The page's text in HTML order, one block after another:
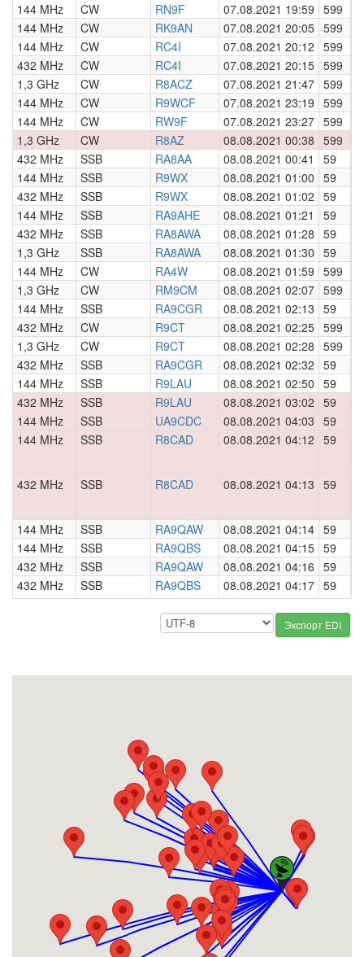
144 MHz
CW RN9F 07.08.2021 19:59 599
144 MHz
CW RK9AN 07.08.2021 20:05 599
144 MHz
CW RC4I 07.08.2021 20:12 599
432 MHz
CW RC4I 07.08.2021 20:15 599
1,3 GHz
CW R8ACZ 07.08.2021 21:47 599
144 MHz
CW R9WCF 07.08.2021 23:19 599
144 MHz
CW RW9F 07.08.2021 23:27 599
1,3 GHz
CW R8AZ 08.08.2021 00:38 599
432 MHz
SSB RA8AA 08.08.2021 00:41 59
144 MHz
SSB R9WX 08.08.2021 01:00 59
432 MHz
SSB R9WX 08.08.2021 01:02 59
144 MHz
SSB RA9AHE 08.08.2021 01:21 59
432 MHz
SSB RA8AWA 08.08.2021 01:28 59
1,3 GHz
SSB RA8AWA 08.08.2021 01:30 59
144 MHz
CW RA4W 08.08.2021 01:59 599
1,3 GHz
CW RM9CM 08.08.2021 02:07 599
144 MHz
SSB RA9CGR 08.08.2021 02:13 59
432 MHz
CW R9CT 08.08.2021 02:25 599
1,3 GHz
CW R9CT 08.08.2021 02:28 599
432 MHz
SSB RA9CGR 08.08.2021 02:32 59
144 MHz
SSB R9LAU 08.08.2021 02:50 59
432 MHz
SSB R9LAU 08.08.2021 03:02 59
144 MHz
SSB UA9CDC 08.08.2021 04:03 59
144 MHz
SSB R8CAD 08.08.2021 04:12 59
432 MHz SSB R8CAD 08.08.2021 04:13 59
144 MHz SSB RA9QAW 08.08.2021 04:14 59
144 MHz
SSB RA9QBS 08.08.2021 04:15 59
432 MHz
SSB RA9QAW 08.08.2021 04:16 59
432 MHz
SSB RA9QBS 08.08.2021 04:17 59
Экспорт EDI